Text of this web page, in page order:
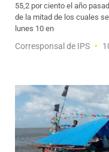
55,2 por ciento el año
de la mitad de los cuales
lunes 10 en
Corresponsal de IPS